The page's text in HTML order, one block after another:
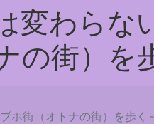
変わらな
の街）を
ホ街（オトナの街）を歩く